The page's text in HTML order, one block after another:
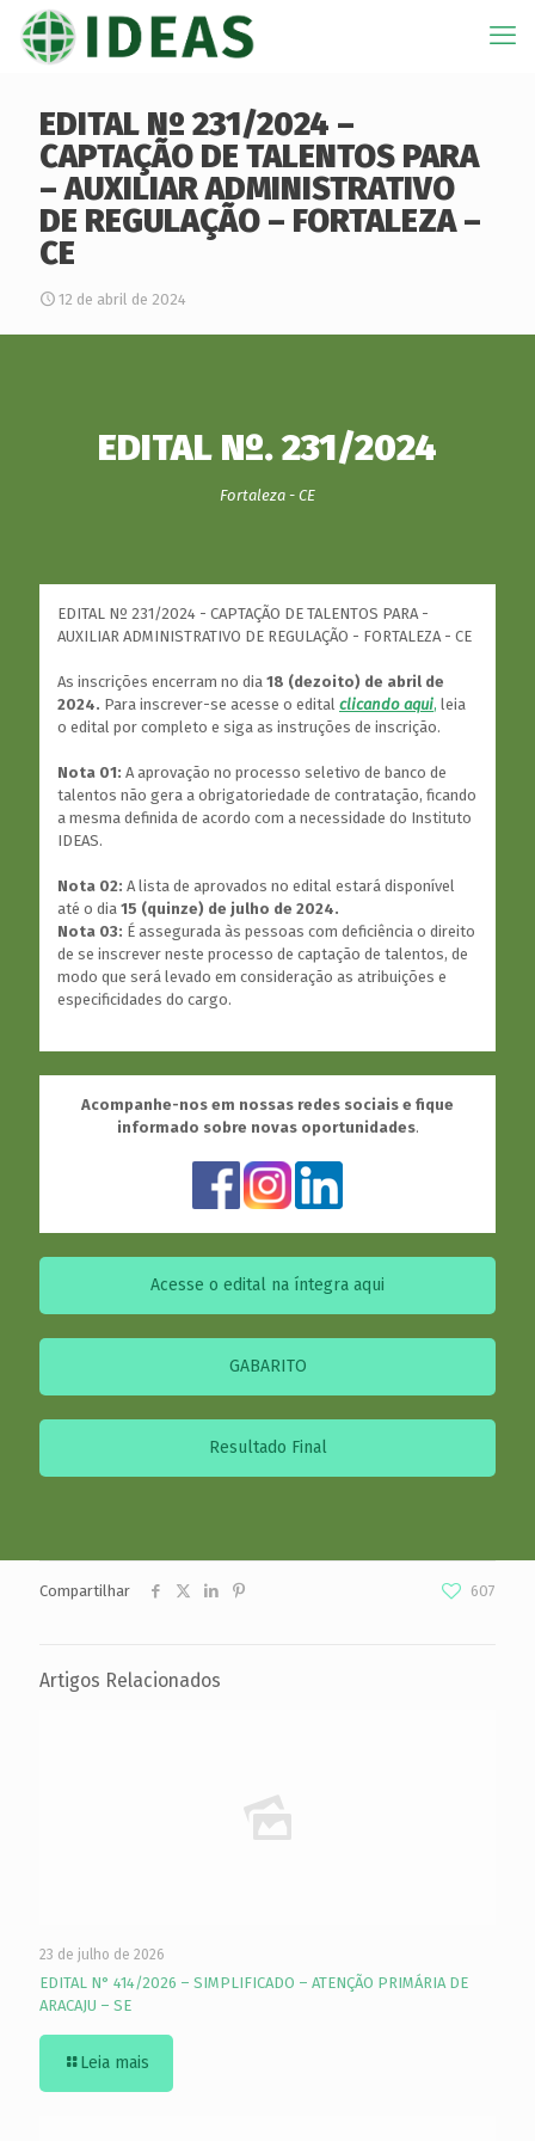
EDITAL Nº 231/2024 –
CAPTAÇÃO DE TALENTOS PARA
– AUXILIAR ADMINISTRATIVO
DE REGULAÇÃO – FORTALEZA –
CE
12 de abril de 2024
EDITAL Nº. 231/2024
Fortaleza - CE
EDITAL Nº 231/2024 - CAPTAÇÃO DE TALENTOS PARA -
AUXILIAR ADMINISTRATIVO DE REGULAÇÃO - FORTALEZA - CE
As inscrições encerram no dia 18 (dezoito) de abril de
2024. Para inscrever-se acesse o edital clicando aqui, leia
o edital por completo e siga as instruções de inscrição.
Nota 01: A aprovação no processo seletivo de banco de
talentos não gera a obrigatoriedade de contratação, ficando
a mesma definida de acordo com a necessidade do Instituto
IDEAS.
Nota 02: A lista de aprovados no edital estará disponível
até o dia 15 (quinze) de julho de 2024.
Nota 03: É assegurada às pessoas com deficiência o direito
de se inscrever neste processo de captação de talentos, de
modo que será levado em consideração as atribuições e
especificidades do cargo.
Acompanhe-nos em nossas redes sociais e fique
informado sobre novas oportunidades.
Acesse o edital na íntegra aqui
GABARITO
Resultado Final
Compartilhar 607
Artigos Relacionados
23 de julho de 2026
EDITAL N° 414/2026 – SIMPLIFICADO – ATENÇÃO PRIMÁRIA DE
ARACAJU – SE
Leia mais